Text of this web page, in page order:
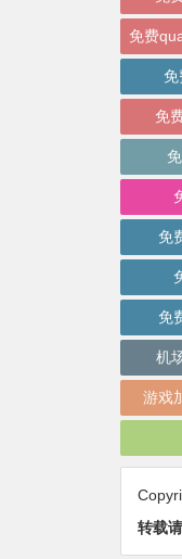
免费
免
免
免
免
机
游戏
转载